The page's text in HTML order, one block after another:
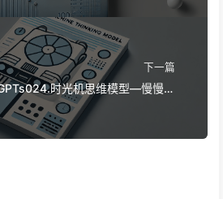
下一篇
时光机思维模型—慢慢学